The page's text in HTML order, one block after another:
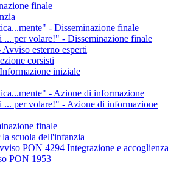
finale
- Disseminazione finale
per volare!" - Disseminazione finale
esterno esperti
corsisti
iniziale
- Azione di informazione
per volare!" - Azione di informazione
finale
scuola dell'infanzia
PON 4294 Integrazione e accoglienza
PON 1953